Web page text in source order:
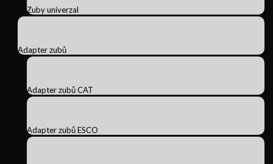
Zuby univerzal
Adapter zubů
Adapter zubů CAT
Adapter zubů ESCO